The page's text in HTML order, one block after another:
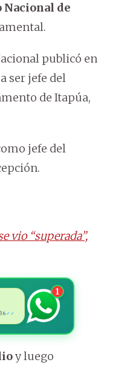
Nacional de
publicó en
ser jefe del
de Itapúa,
jefe del
vio “superada”,
✓✓
1
y luego